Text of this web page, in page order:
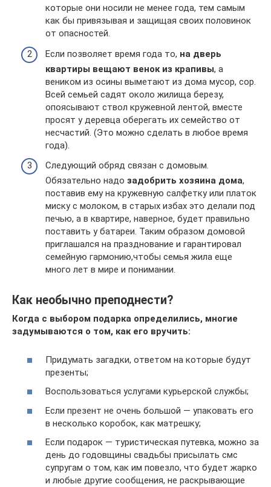
которые они носили не менее года, тем самым
как бы привязывая и защищая своих половинок
от опасностей.
Если позволяет время года то, на дверь
квартиры вещают венок из крапивы, а
веником из осины выметают из дома мусор, сор.
Всей семьей садят около жилища березу,
опоясывают ствол кружевной лентой, вместе
просят у деревца оберегать их семейство от
несчастий. (Это можно сделать в любое время
года).
Следующий обряд связан с домовым.
Обязательно надо задобрить хозяина дома,
поставив ему на кружевную салфетку или платок
миску с молоком, в старых избах это делали под
печью, а в квартире, наверное, будет правильно
поставить у батареи. Таким образом домовой
приглашался на празднование и гарантировал
семейную гармонию,чтобы семья жила еще
много лет в мире и понимании.
Как необычно преподнести?
Когда с выбором подарка определились, многие
задумываются о том, как его вручить:
Придумать загадки, ответом на которые будут
презенты;
Воспользоваться услугами курьерской службы;
Если презент не очень большой — упаковать его
в несколько коробок, как матрешку;
Если подарок — туристическая путевка, можно за
день до годовщины свадьбы присылать смс
супругам о том, как им повезло, что будет жарко
и любые другие сообщения, не раскрывающие